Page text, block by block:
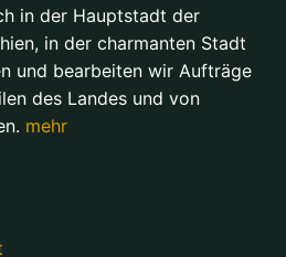
in der Hauptstadt der
in der charmanten Stadt
und bearbeiten wir Aufträge
des Landes und von
mehr